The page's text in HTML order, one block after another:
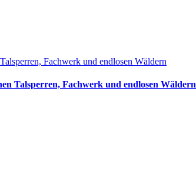
Talsperren, Fachwerk und endlosen Wäldern